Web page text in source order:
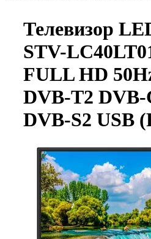
Телевизор
STV-
FULL HD
DVB-T2 DVB-
DVB-S2 USB